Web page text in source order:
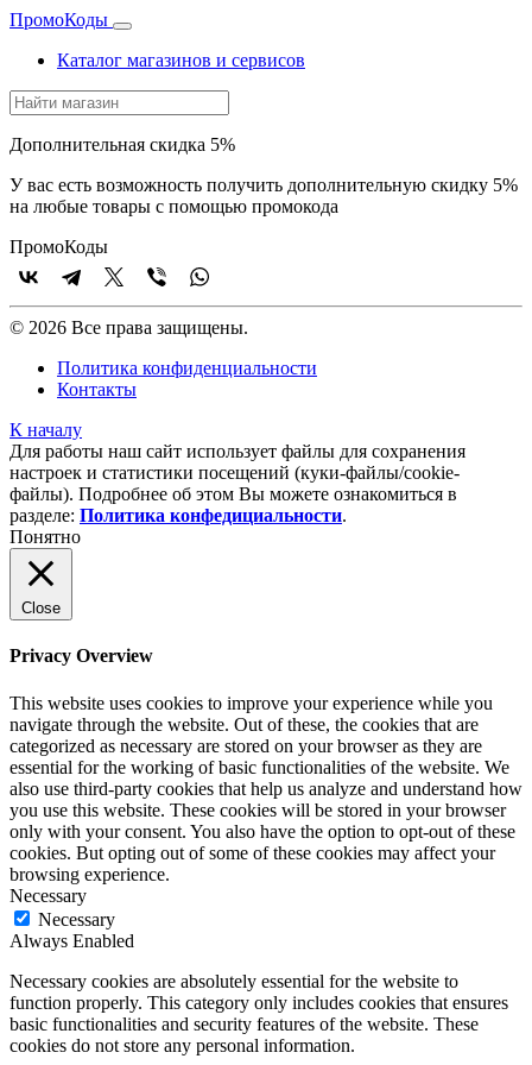
ПромоКоды
Каталог магазинов и сервисов
Дополнительная скидка 5%
У вас есть возможность получить дополнительную скидку 5%
на любые товары с помощью промокода
ПромоКоды
© 2026 Все права защищены.
Политика конфиденциальности
Контакты
К началу
Для работы наш сайт использует файлы для сохранения
настроек и статистики посещений (куки‑файлы/cookie-
файлы). Подробнее об этом Вы можете ознакомиться в
разделе: Политика конфедициальности.
Понятно
Close
Privacy Overview
This website uses cookies to improve your experience while you
navigate through the website. Out of these, the cookies that are
categorized as necessary are stored on your browser as they are
essential for the working of basic functionalities of the website. We
also use third-party cookies that help us analyze and understand how
you use this website. These cookies will be stored in your browser
only with your consent. You also have the option to opt-out of these
cookies. But opting out of some of these cookies may affect your
browsing experience.
Necessary
Necessary
Always Enabled
Necessary cookies are absolutely essential for the website to
function properly. This category only includes cookies that ensures
basic functionalities and security features of the website. These
cookies do not store any personal information.